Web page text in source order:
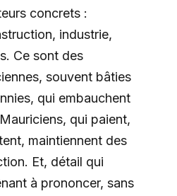
concrets :
industrie,
Ce sont des
souvent bâties
qui embauchent
qui paient,
maintiennent des
Et, détail qui
à prononcer, sans